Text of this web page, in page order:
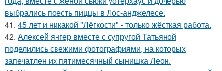
выбрались поесть пиццы в Лос-анджелесе.
41. 45 лет и никакой "Лёгкости" - только жёсткая работа.
42. Алексей янгер вместе с супругой Татьяной
поделились свежими фотографиями, на которых
запечатлен их пятимесячный сынишка Леон.